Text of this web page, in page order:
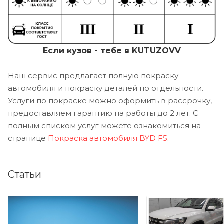
Если кузов - тебе в KUTUZOVV
Наш сервис предлагает полную покраску
автомобиля и покраску деталей по отдельности.
Услуги по покраске можно оформить в рассрочку,
предоставляем гарантию на работы до 2 лет. С
полным списком услуг можете ознакомиться на
странице Покраска автомобиля BYD F5.
Статьи